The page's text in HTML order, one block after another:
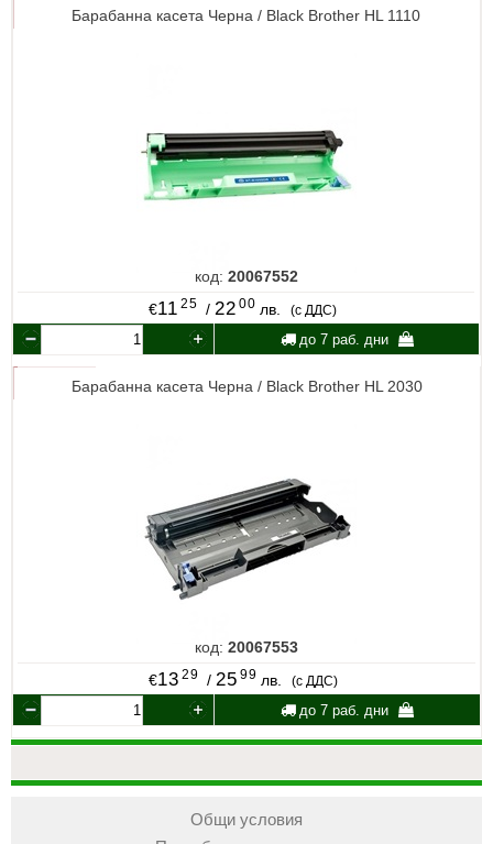
Барабанна касета Черна / Black Brother HL 1110
код: 20067552
€11 25 / 22 00 лв. (с ДДС)
до 7 раб. дни
Барабанна касета Черна / Black Brother HL 2030
код: 20067553
€13 29 / 25 99 лв. (с ДДС)
до 7 раб. дни
Общи условия